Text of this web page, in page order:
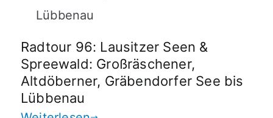
Radtour 96: Lausitzer Seen &
Spreewald: Großräschener,
Altdöberner, Gräbendorfer See bis
Lübbenau